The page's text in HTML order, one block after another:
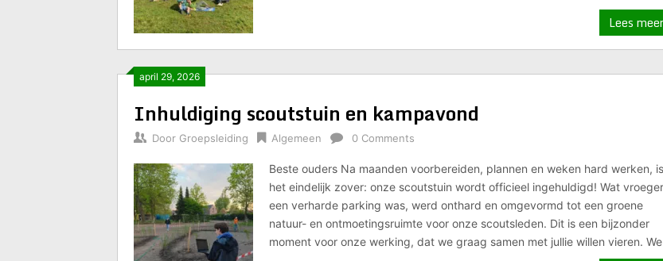
Lees meer
april 29, 2026
Inhuldiging scoutstuin en kampavond
Door Groepsleiding Algemeen 0 Comments
Beste ouders Na maanden voorbereiden, plannen en weken hard werken, is
het eindelijk zover: onze scoutstuin wordt officieel ingehuldigd! Wat vroeger
een verharde parking was, werd onthard en omgevormd tot een groene
natuur- en ontmoetingsruimte voor onze scoutsleden. Dit is een bijzonder
moment voor onze werking, dat we graag samen met jullie willen vieren. We